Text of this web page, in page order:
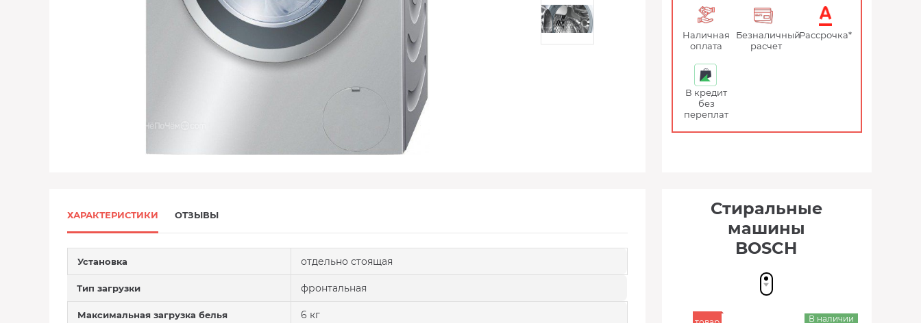
Наличная
оплата
Безналичный
расчет
Рассрочка*
В кредит
без
переплат
ХАРАКТЕРИСТИКИ ОТЗЫВЫ
Установка отдельно стоящая
Тип загрузки фронтальная
Максимальная загрузка белья 6 кг
Стиральные
машины
BOSCH
В наличии